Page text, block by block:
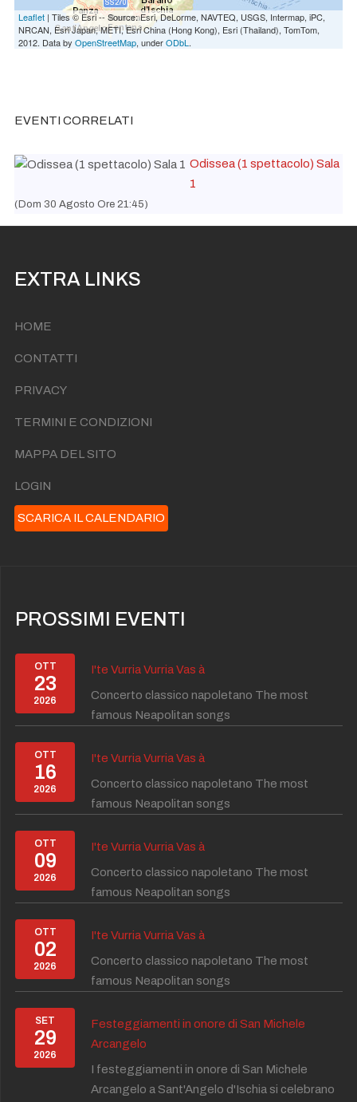
Leaflet | Tiles © Esri -- Source: Esri, DeLorme, NAVTEQ, USGS, Intermap, iPC,
NRCAN, Esri Japan, METI, Esri China (Hong Kong), Esri (Thailand), TomTom,
2012. Data by OpenStreetMap, underODbL .
EVENTI CORRELATI
Odissea (1 spettacolo) Sala
1
(Dom 30 Agosto Ore 21:45)
EXTRA LINKS
HOME
CONTATTI
PRIVACY
TERMINI E CONDIZIONI
MAPPA DEL SITO
LOGIN
SCARICA IL CALENDARIO
PROSSIMI EVENTI
OTT
23
2026
I'te Vurria Vurria Vas à
Concerto classico napoletano The most
famous Neapolitan songs
OTT
16
2026
I'te Vurria Vurria Vas à
Concerto classico napoletano The most
famous Neapolitan songs
OTT
09
2026
I'te Vurria Vurria Vas à
Concerto classico napoletano The most
famous Neapolitan songs
OTT
02
2026
I'te Vurria Vurria Vas à
Concerto classico napoletano The most
famous Neapolitan songs
SET
29
2026
Festeggiamenti in onore di San Michele
Arcangelo
I festeggiamenti in onore di San Michele
Arcangelo a Sant'Angelo d'Ischia si celebrano